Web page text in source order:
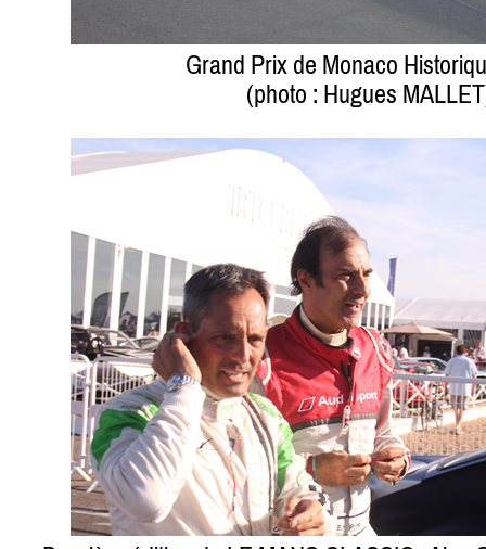
Grand Prix de Monaco
(photo : Hugues